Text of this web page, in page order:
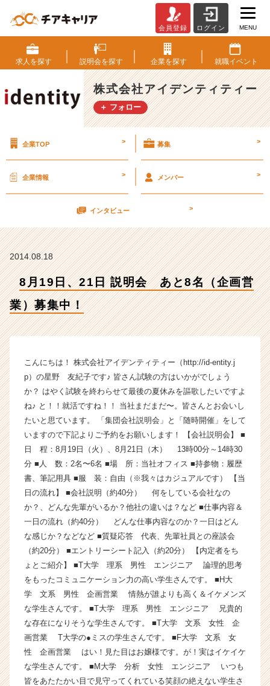
月
1
9
日、
2
1
会
8
名
集
会
ア
イ
デ
テ
ィ
テ
ィ
ー
の
タ
ム
イ
ン】
|
ベ
ン
チ
ャ
ー・
成
長
企
業
会員登録 ログイン MENU
求人を探す 説明会を探す 企業を探す 就職イベント
株式会社アイデンティティー
＋ フォロー
企業TOP > 募集 >
企業情報 > メンバー >
インタビュー >
2014.08.18
8月19日、21日 説明会 あと8名（企画営
業）募集中！
こんにちは！ 株式会社アイデンティティー（http://id-entity.j
p）の星野 友紀子です♪ 皆さん試験の方はいかがでしょう
か？ はやく試験を終わらせて最後の夏休みを謳歌したいですよ
ね♪ と！！就活ですね！！ 当社まだまだ〜。皆さんとお会いし
たいと思ています。 「集団会社説明会」と「随時開催」をして
いますので下記よりご予約をお願いします！ 【会社説明会】 ■
日 程：8月19日（火）、8月21日（木） 13時00分～14時30
分 ■人 数：2名〜6名 ■場 所：当社オフィス ■持参物：履歴
書、筆記用具 ■服 装：自由（※我々はカジュアルです） 【当
日の流れ】 ■会社説明（約40分） 何をしている会社なの
か？、どんな先輩がいるか？他社の違いは？など ■仕事内容＆
一日の流れ（約40分） どんな仕事内容なのか？一日はどん
な感じか？などなど ■質疑応答 代表、先輩社員との座談会
（約20分） ■エントリーシート記入（約20分） 【内定者をち
ょとご紹介】 ■T大学 理系 男性 エンジニア 論理的思考
をもったコミュニケーション力の高い学生さんです。 ■H大
学 文系 男性 企画営業 情熱が誰よりも高く＆イケメンズ
な学生さんです。 ■T大学 理系 男性 エンジニア 兄貴的
な存在になりそうな学生さんです。 ■T大学 文系 女性 企
画営業 T大学の●ミスの学生さんです。 ■F大学 文系 女
性 企画営業 はい！見た目はお嬢様です。が！実はイケイケ
な学生さんです。 ■M大学 分析 女性 エンジニア いつも
皆をあたたかい目で見守ってくれている笑顔の絶えない学生さ